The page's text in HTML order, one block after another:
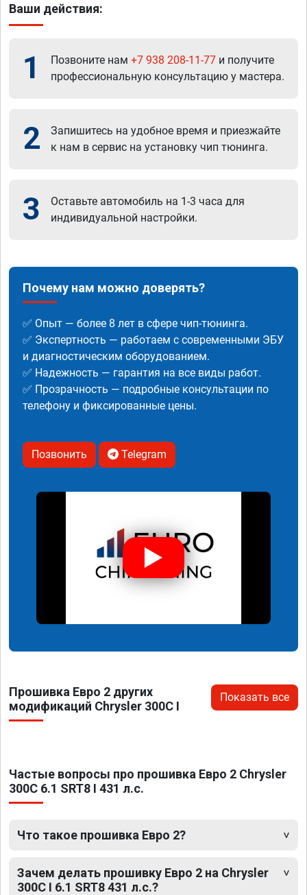
Ваши действия:
1 Позвоните нам +7 938 208-11-77 и получите
профессиональную консультацию у мастера.
2
Запишитесь на удобное время и приезжайте
к нам в сервис на установку чип тюнинга.
3
Оставьте автомобиль на 1-3 часа для
индивидуальной настройки.
Почему нам можно доверять?
✅ Опыт — более 8 лет в сфере чип-тюнинга.
✅ Экспертность — работаем с современными ЭБУ
и диагностическим оборудованием.
✅ Надежность — гарантия на все виды работ.
✅ Прозрачность — подробные консультации по
телефону и фиксированные цены.
Позвонить Telegram
Прошивка Евро 2 других
модификаций Chrysler 300C I
Показать все
Частые вопросы про прошивка Евро 2 Chrysler
300C 6.1 SRT8 I 431 л.с.
Что такое прошивка Евро 2?
Зачем делать прошивку Евро 2 на Chrysler
300C I 6.1 SRT8 431 л.с.?